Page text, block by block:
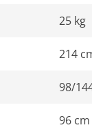
25 kg
214
98/
96 cm